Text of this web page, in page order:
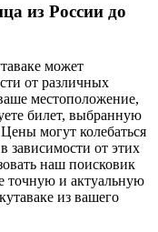
из России до
может
от различных
местоположение,
билет, выбранную
могут колебаться
зависимости от этих
наш поисковик
точную и актуальную
из вашего